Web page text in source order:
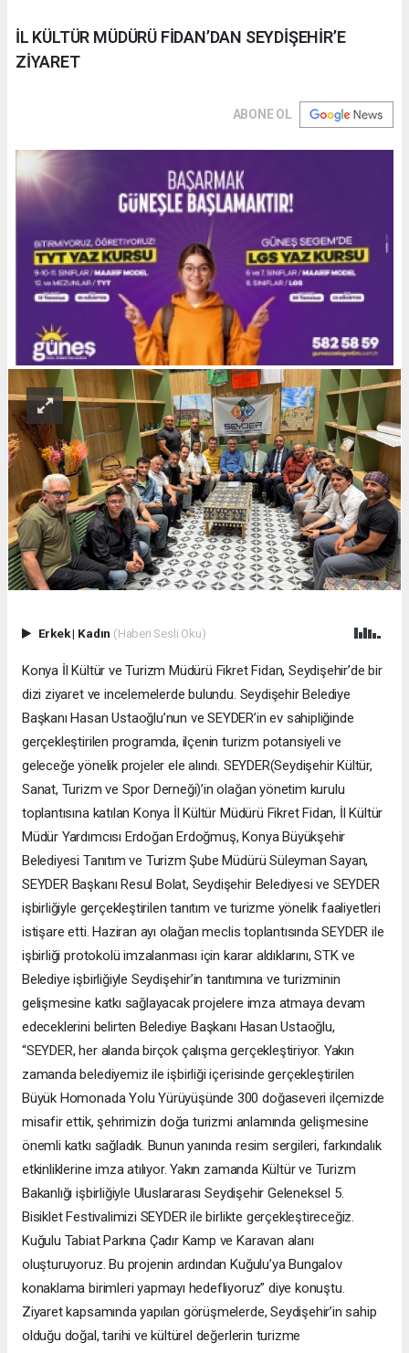
İL KÜLTÜR MÜDÜRÜ FİDAN’DAN SEYDİŞEHİR’E
ZİYARET
ABONE OL
Erkek| Kadın (Haberi Sesli Oku)
Konya İl Kültür ve Turizm Müdürü Fikret Fidan, Seydişehir’de bir
dizi ziyaret ve incelemelerde bulundu. Seydişehir Belediye
Başkanı Hasan Ustaoğlu’nun ve SEYDER’in ev sahipliğinde
gerçekleştirilen programda, ilçenin turizm potansiyeli ve
geleceğe yönelik projeler ele alındı. SEYDER(Seydişehir Kültür,
Sanat, Turizm ve Spor Derneği)’in olağan yönetim kurulu
toplantısına katılan Konya İl Kültür Müdürü Fikret Fidan, İl Kültür
Müdür Yardımcısı Erdoğan Erdoğmuş, Konya Büyükşehir
Belediyesi Tanıtım ve Turizm Şube Müdürü Süleyman Sayan,
SEYDER Başkanı Resul Bolat, Seydişehir Belediyesi ve SEYDER
işbirliğiyle gerçekleştirilen tanıtım ve turizme yönelik faaliyetleri
istişare etti. Haziran ayı olağan meclis toplantısında SEYDER ile
işbirliği protokolü imzalanması için karar aldıklarını, STK ve
Belediye işbirliğiyle Seydişehir’in tanıtımına ve turizminin
gelişmesine katkı sağlayacak projelere imza atmaya devam
edeceklerini belirten Belediye Başkanı Hasan Ustaoğlu,
“SEYDER, her alanda birçok çalışma gerçekleştiriyor. Yakın
zamanda belediyemiz ile işbirliği içerisinde gerçekleştirilen
Büyük Homonada Yolu Yürüyüşünde 300 doğaseveri ilçemizde
misafir ettik, şehrimizin doğa turizmi anlamında gelişmesine
önemli katkı sağladık. Bunun yanında resim sergileri, farkındalık
etkinliklerine imza atılıyor. Yakın zamanda Kültür ve Turizm
Bakanlığı işbirliğiyle Uluslararası Seydişehir Geleneksel 5.
Bisiklet Festivalimizi SEYDER ile birlikte gerçekleştireceğiz.
Kuğulu Tabiat Parkına Çadır Kamp ve Karavan alanı
oluşturuyoruz. Bu projenin ardından Kuğulu’ya Bungalov
konaklama birimleri yapmayı hedefliyoruz” diye konuştu.
Ziyaret kapsamında yapılan görüşmelerde, Seydişehir’in sahip
olduğu doğal, tarihi ve kültürel değerlerin turizme